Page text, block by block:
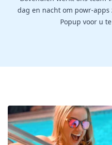
dag en nacht om powr-apps
Popup voor u